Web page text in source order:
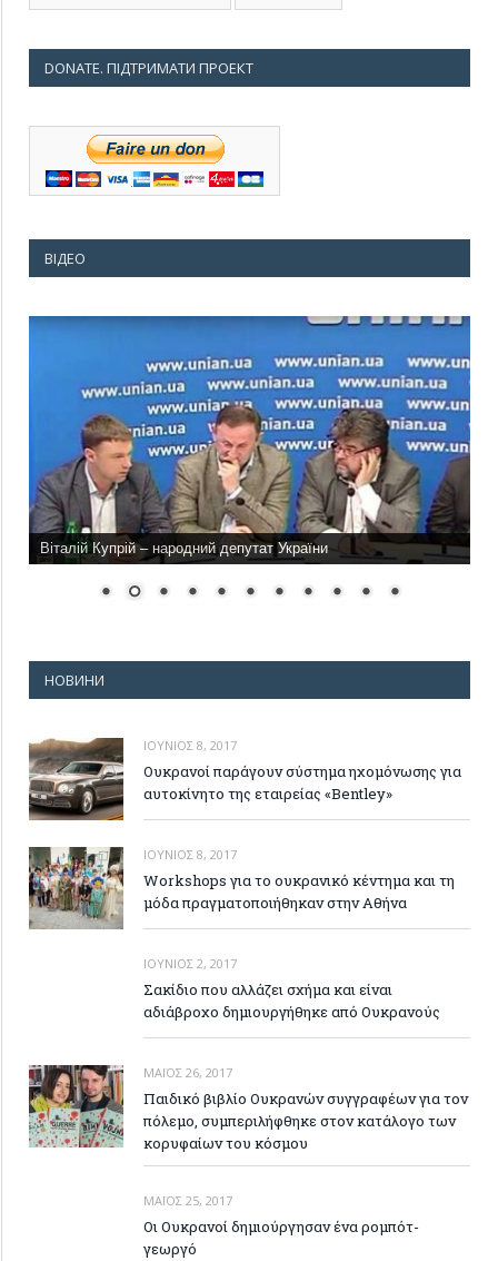
DONATE. ПІДТРИМАТИ ПРОЕКТ
ВІДЕО
Віталій Купрій – народний депутат України
НОВИНИ
ΙΟΎΝΙΟΣ 8, 2017
Ουκρανοί παράγουν σύστημα ηχομόνωσης για
αυτοκίνητο της εταιρείας «Bentley»
ΙΟΎΝΙΟΣ 8, 2017
Workshops για το ουκρανικό κέντημα και τη
μόδα πραγματοποιήθηκαν στην Αθήνα
ΙΟΎΝΙΟΣ 2, 2017
Σακίδιο που αλλάζει σχήμα και είναι
αδιάβροχο δημιουργήθηκε από Ουκρανούς
ΜΆΙΟΣ 26, 2017
Παιδικό βιβλίο Ουκρανών συγγραφέων για τον
πόλεμο, συμπεριλήφθηκε στον κατάλογο των
κορυφαίων του κόσμου
ΜΆΙΟΣ 25, 2017
Οι Ουκρανοί δημιούργησαν ένα ρομπότ-
γεωργό